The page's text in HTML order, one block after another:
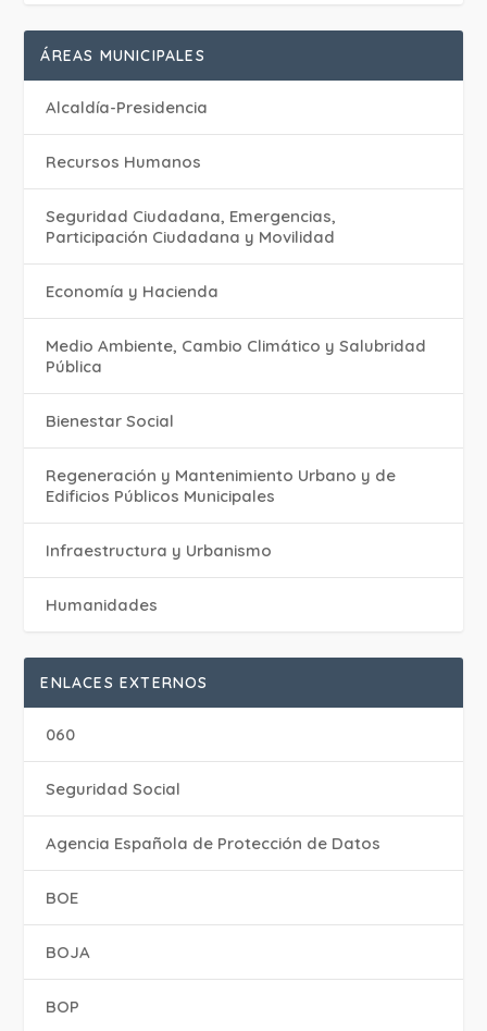
ÁREAS MUNICIPALES
Alcaldía-Presidencia
Recursos Humanos
Seguridad Ciudadana, Emergencias,
Participación Ciudadana y Movilidad
Economía y Hacienda
Medio Ambiente, Cambio Climático y Salubridad
Pública
Bienestar Social
Regeneración y Mantenimiento Urbano y de
Edificios Públicos Municipales
Infraestructura y Urbanismo
Humanidades
ENLACES EXTERNOS
060
Seguridad Social
Agencia Española de Protección de Datos
BOE
BOJA
BOP